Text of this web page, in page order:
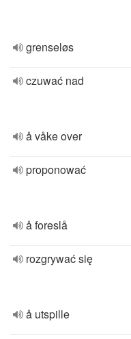
grenseløs
czuwać nad
å våke over
proponować
å foreslå
rozgrywać się
å utspille